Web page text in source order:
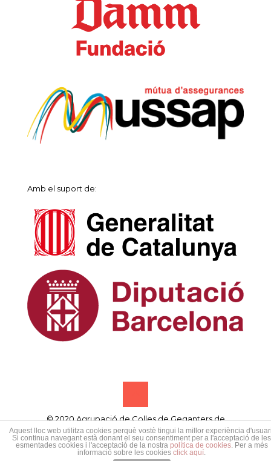
Amb el suport de:
© 2020 Agrupació de Colles de Geganters de
Catalunya • Designed bySamsó publicitat creativa
Aquest lloc web utilitza cookies perquè vostè tingui la millor experiència
Si continua navegant està donant el seu consentiment per a l'acceptació de les
esmentades cookies i l'acceptació de la nostra política de cookies. Per a més
informació sobre les cookies click aquí.